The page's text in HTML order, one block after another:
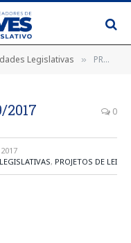
Legislativas » PROJETO DE LEI N° 009/2017
2017 0
, PROJETOS DE LEI